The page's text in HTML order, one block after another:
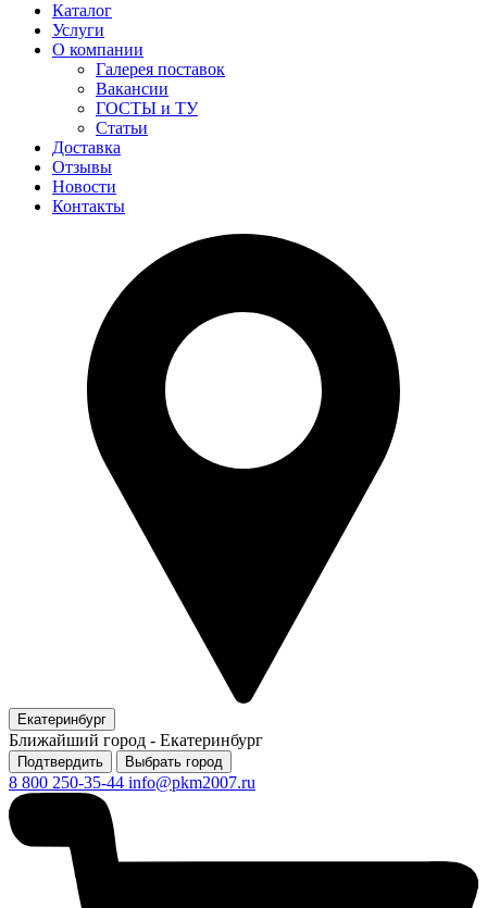
Каталог
Услуги
О компании
Галерея поставок
Вакансии
ГОСТЫ и ТУ
Статьи
Доставка
Отзывы
Новости
Контакты
Екатеринбург
Ближайший город - Екатеринбург
Подтвердить Выбрать город
8 800 250-35-44 info@pkm2007.ru